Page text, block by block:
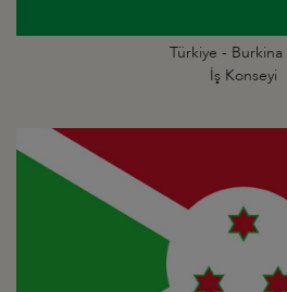
Türkiye - Burkina
İş Konseyi